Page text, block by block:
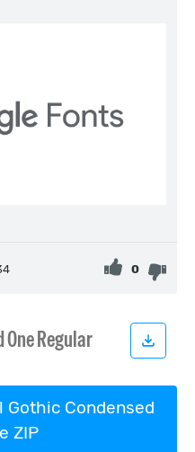
0
Gothic Condensed
ZIP